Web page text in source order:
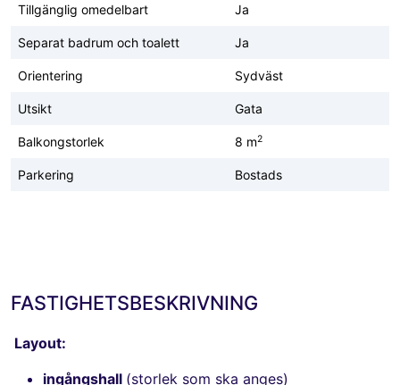
Tillgänglig omedelbart Ja
Separat badrum och toalett Ja
Orientering Sydväst
Utsikt Gata
Balkongstorlek 8 m2
Parkering Bostads
FASTIGHETSBESKRIVNING
Layout:
ingångshall (storlek som ska anges)